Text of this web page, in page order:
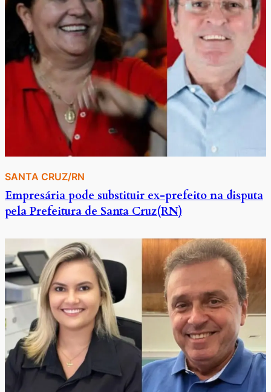
SANTA CRUZ/RN
Empresária pode substituir ex-prefeito na disputa
pela Prefeitura de Santa Cruz(RN)